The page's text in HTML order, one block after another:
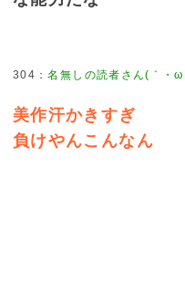
304 ：名無しの読者さん(｀・ω
美作汗かきすぎ
負けやんこんなん